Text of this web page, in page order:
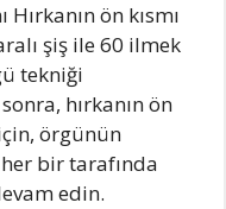
ön kısmı
şiş ile 60 ilmek
tekniği
hırkanın ön
örgünün
bir tarafında
edin.